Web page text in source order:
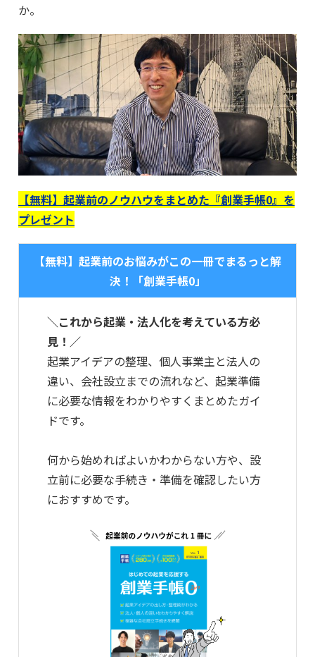
か。
【無料】起業前のノウハウをまとめた『創業手帳0』を
プレゼント
【無料】起業前のお悩みがこの一冊でまるっと解
決！「創業手帳0」
＼これから起業・法人化を考えている方必
見！／
起業アイデアの整理、個人事業主と法人の
違い、会社設立までの流れなど、起業準備
に必要な情報をわかりやすくまとめたガイ
ドです。
何から始めればよいかわからない方や、設
立前に必要な手続き・準備を確認したい方
におすすめです。